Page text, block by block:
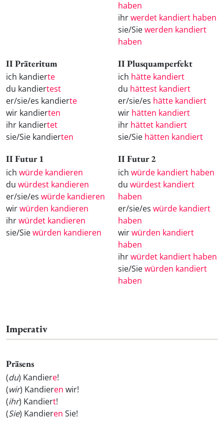
haben
ihrwerdet kandiert haben
sie/Siewerden kandiert
haben
II Präteritum
ich kandierte
du kandiertest
er/sie/es kandierte
wir kandierten
ihr kandiertet
sie/Sie kandierten
II Plusquamperfekt
ich hätte kandiert
du hättest kandiert
er/sie/es hätte kandiert
wir hätten kandiert
ihr hättet kandiert
sie/Sie hätten kandiert
II Futur 1
ich würde kandieren
du würdest kandieren
er/sie/es würde kandieren
wirwürden kandieren
ihrwürdet kandieren
sie/Siewürden kandieren
II Futur 2
ich würde kandiert haben
du würdest kandiert
haben
er/sie/es würde kandiert
haben
wirwürden kandiert
haben
ihrwürdet kandiert haben
sie/Siewürden kandiert
haben
Imperativ
Präsens
(du) Kandiere!
(wir) Kandieren wir!
(ihr) Kandiert!
(Sie) Kandieren Sie!